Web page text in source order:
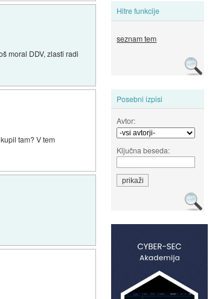
Hitre funkcije
seznam tem
Posebni izpisi
Avtor:
Ključna beseda:
moral DDV, zlasti radi
tam? V tem